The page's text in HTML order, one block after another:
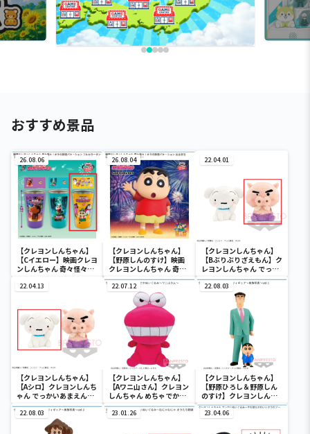
おすすめ景品
26.08.06
【クレヨンしんちゃん】
【Cイエロー】映画クレヨ
ンしんちゃん 奇々怪々！
フルカラータンブラー
26.08.04
【クレヨンしんちゃん】
【野原しんのすけ】映画
クレヨンしんちゃん 奇々
怪々！オラの妖怪バケ～
ション おおきな
SOFVIMATES～野原しん
のすけ～
22.04.01
【クレヨンしんちゃん】
【Bぶりぶりざえもん】ク
レヨンしんちゃん でっか
いあまえんぼぬいぐるみ
22.04.13
【クレヨンしんちゃん】
【Aシロ】クレヨンしんち
ゃん でっかいあまえんぼ
ぬいぐるみ
22.07.12
【クレヨンしんちゃん】
【Aワニ山さん】クレヨン
しんちゃん めちゃでかぬ
いぐるみ～ワニ山さん～
22.08.03
【クレヨンしんちゃん】
【野原ひろし＆野原しん
のすけ】クレヨンしんち
ゃん 野原家フィギュア～
家族写真～vol.1
22.08.03 23.01.26 23.04.06